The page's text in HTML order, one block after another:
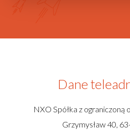
Dane
NXO Spółka z ograniczoną
Grzymysław 40,